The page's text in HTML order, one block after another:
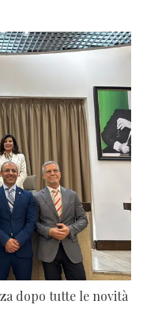
dopo tutte le novità